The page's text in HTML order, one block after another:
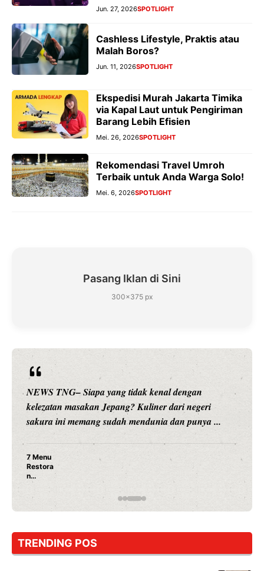
Jun. 27, 2026SPOTLIGHT
Cashless Lifestyle, Praktis atau
Malah Boros?
Jun. 11, 2026SPOTLIGHT
Ekspedisi Murah Jakarta Timika
via Kapal Laut untuk Pengiriman
Barang Lebih Efisien
Mei. 26, 2026SPOTLIGHT
Rekomendasi Travel Umroh
Terbaik untuk Anda Warga Solo!
Mei. 6, 2026SPOTLIGHT
Pasang Iklan di Sini
300×375 px
NEWS TNG– Siapa sangka, dua nama besar di dunia
hiburan, Nunung Srimulat dan Vicky Prasetyo, kini
merambah dunia kuliner dengan ...
Nunung Srimulat & Vicky Prasetyo Buka Restoran
Rahasia Mami Bikin Nagih!
TRENDING POS